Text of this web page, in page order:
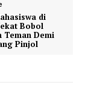
di
Bobol
Teman Demi
Pinjol